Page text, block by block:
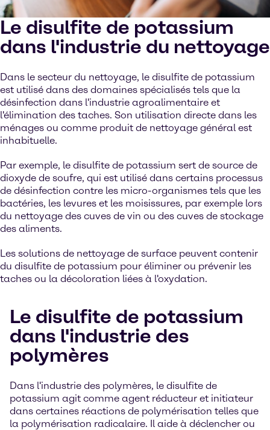
Le disulfite de potassium
dans l'industrie du nettoyage
Dans le secteur du nettoyage, le disulfite de potassium
est utilisé dans des domaines spécialisés tels que la
désinfection dans l'industrie agroalimentaire et
l'élimination des taches. Son utilisation directe dans les
ménages ou comme produit de nettoyage général est
inhabituelle.
Par exemple, le disulfite de potassium sert de source de
dioxyde de soufre, qui est utilisé dans certains processus
de désinfection contre les micro-organismes tels que les
bactéries, les levures et les moisissures, par exemple lors
du nettoyage des cuves de vin ou des cuves de stockage
des aliments.
Les solutions de nettoyage de surface peuvent contenir
du disulfite de potassium pour éliminer ou prévenir les
taches ou la décoloration liées à l'oxydation.
Le disulfite de potassium
dans l'industrie des
polymères
Dans l'industrie des polymères, le disulfite de
potassium agit comme agent réducteur et initiateur
dans certaines réactions de polymérisation telles que
la polymérisation radicalaire. Il aide à déclencher ou